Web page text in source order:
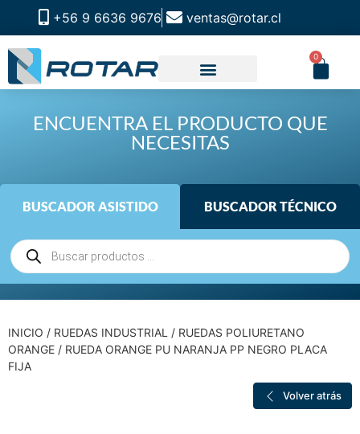
+56 9 6636 9676 ventas@rotar.cl
0
ENCUENTRA EL PRODUCTO QUE
NECESITAS
BUSCADOR ASISTIDO BUSCADOR TÉCNICO
INICIO / RUEDAS INDUSTRIAL / RUEDAS POLIURETANO
ORANGE / RUEDA ORANGE PU NARANJA PP NEGRO PLACA
FIJA
Volver atrás